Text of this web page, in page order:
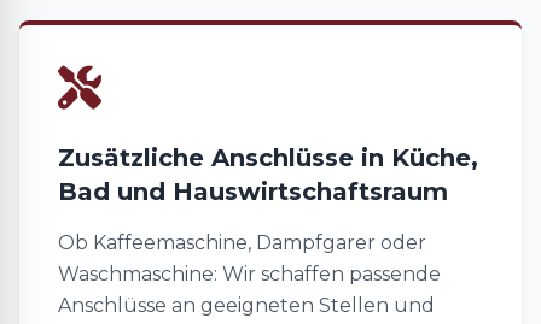
Zusätzliche Anschlüsse in Küche,
Bad und Hauswirtschaftsraum
Ob Kaffeemaschine, Dampfgarer oder
Waschmaschine: Wir schaffen passende
Anschlüsse an geeigneten Stellen und